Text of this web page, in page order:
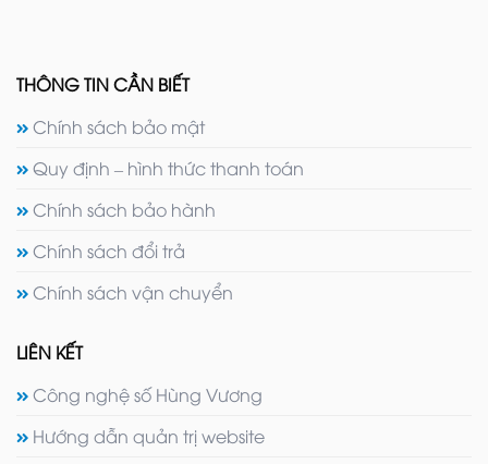
THÔNG TIN CẦN BIẾT
Chính sách bảo mật
Quy định – hình thức thanh toán
Chính sách bảo hành
Chính sách đổi trả
Chính sách vận chuyển
LIÊN KẾT
Công nghệ số Hùng Vương
Hướng dẫn quản trị website